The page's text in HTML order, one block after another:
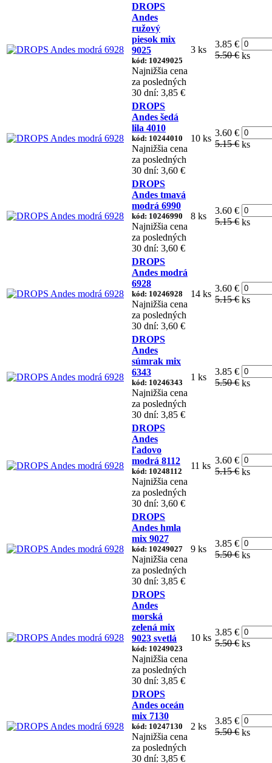
DROPS
Andes
ružový
piesok mix
9025
kód: 10249025
Najnižšia cena
za posledných
30 dní: 3,85 €
3 ks
3.85 €
5.50 € ks
DROPS
Andes šedá
lila 4010
kód: 10244010
Najnižšia cena
za posledných
30 dní: 3,60 €
10 ks
3.60 €
5.15 € ks
DROPS
Andes tmavá
modrá 6990
kód: 10246990
Najnižšia cena
za posledných
30 dní: 3,60 €
8 ks
3.60 €
5.15 € ks
DROPS
Andes modrá
6928
kód: 10246928
Najnižšia cena
za posledných
30 dní: 3,60 €
14 ks
3.60 €
5.15 € ks
DROPS
Andes
súmrak mix
6343
kód: 10246343
Najnižšia cena
za posledných
30 dní: 3,85 €
1 ks
3.85 €
5.50 € ks
DROPS
Andes
ľadovo
modrá 8112
kód: 10248112
Najnižšia cena
za posledných
30 dní: 3,60 €
11 ks
3.60 €
5.15 € ks
DROPS
Andes hmla
mix 9027
kód: 10249027
Najnižšia cena
za posledných
30 dní: 3,85 €
9 ks
3.85 €
5.50 € ks
DROPS
Andes
morská
zelená mix
9023 svetlá
kód: 10249023
Najnižšia cena
za posledných
30 dní: 3,85 €
10 ks
3.85 €
5.50 € ks
DROPS
Andes oceán
mix 7130
kód: 10247130
Najnižšia cena
za posledných
30 dní: 3,85 €
2 ks
3.85 €
5.50 € ks